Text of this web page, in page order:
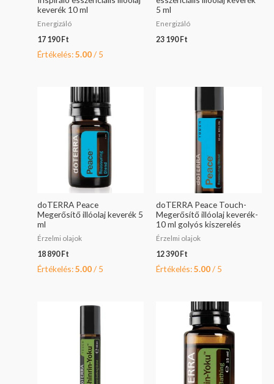
keverék 10 ml
Energizáló
17 190 Ft
Értékelés:5.00/ 5
5 ml
Energizáló
23 190 Ft
doTERRA Peace
Megerősítő illóolaj keverék 5
ml
Érzelmi olajok
18 890 Ft
Értékelés:5.00/ 5
doTERRA Peace Touch-
Megerősítő illóolaj keverék-
10 ml golyós kiszerelés
Érzelmi olajok
12 390 Ft
Értékelés:5.00/ 5